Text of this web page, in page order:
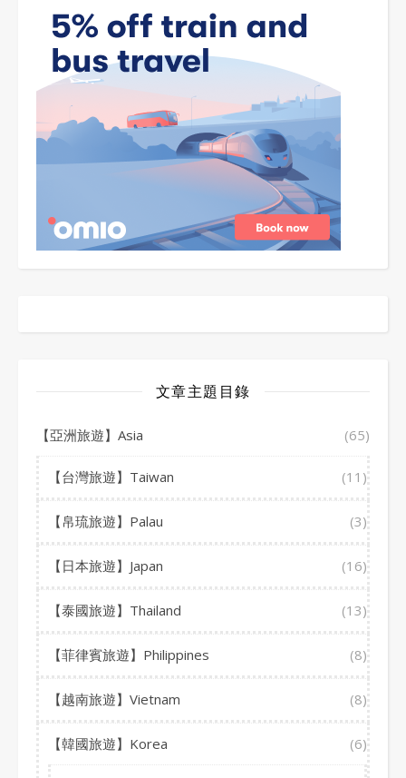
文章主題目錄
【亞洲旅遊】Asia (65)
【台灣旅遊】Taiwan (11)
【帛琉旅遊】Palau (3)
【日本旅遊】Japan (16)
【泰國旅遊】Thailand (13)
【菲律賓旅遊】Philippines (8)
【越南旅遊】Vietnam (8)
【韓國旅遊】Korea (6)